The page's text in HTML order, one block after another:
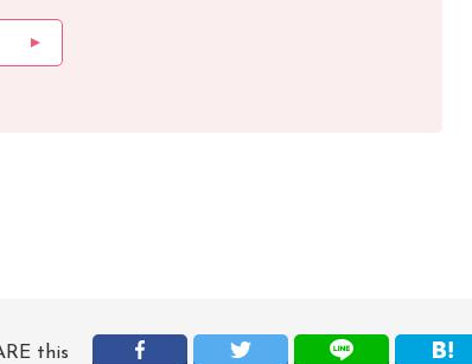
this